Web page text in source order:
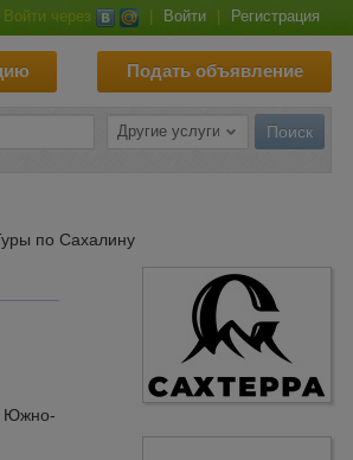
Войти через Войти Регистрация
Подать объявление
по Сахалину
Южно-